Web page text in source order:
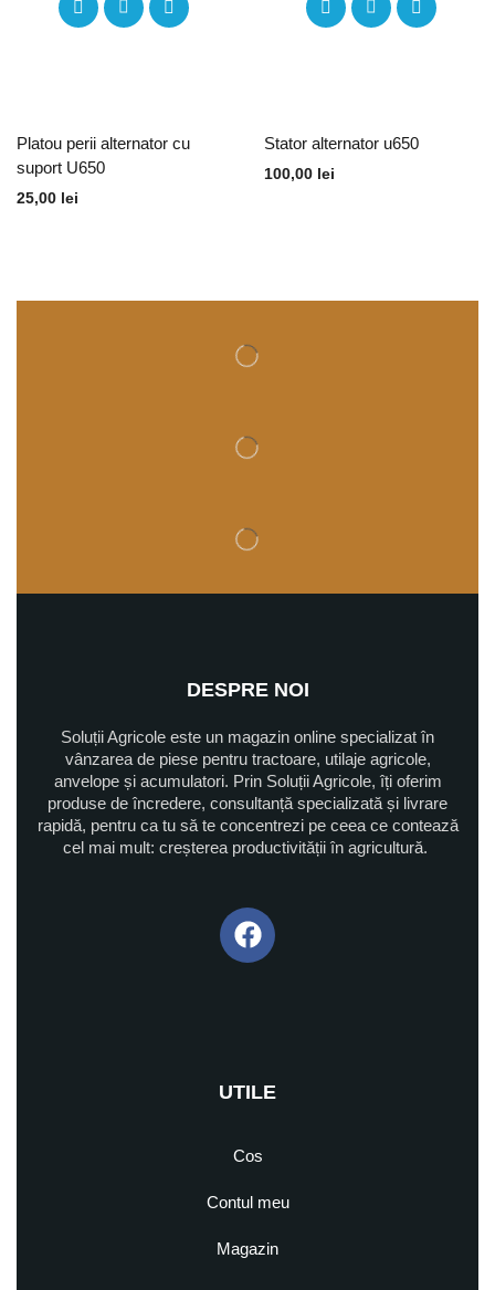
Platou perii alternator cu
suport U650
25,00 lei
Stator alternator u650
100,00 lei
DESPRE NOI
Soluții Agricole este un magazin online specializat în
vânzarea de piese pentru tractoare, utilaje agricole,
anvelope și acumulatori. Prin Soluții Agricole, îți oferim
produse de încredere, consultanță specializată și livrare
rapidă, pentru ca tu să te concentrezi pe ceea ce contează
cel mai mult: creșterea productivității în agricultură.
UTILE
Cos
Contul meu
Magazin